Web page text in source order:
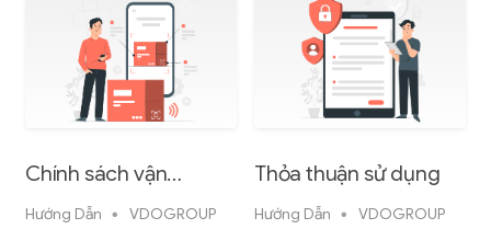
Chính sách vận
Hướng Dẫn
VDOGROUP
Thỏa thuận sử dụng
Hướng Dẫn
VDOGROUP